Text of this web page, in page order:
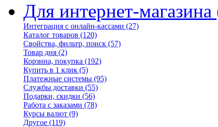
Для интернет-магазина
Интеграция с онлайн-кассами (27)
Каталог товаров (120)
Свойства, фильтр, поиск (57)
Товар дня (2)
Корзина, покупка (192)
Купить в 1 клик (5)
Платежные системы (95)
Службы доставки (55)
Подарки, скидки (56)
Работа с заказами (78)
Курсы валют (9)
Другое (119)